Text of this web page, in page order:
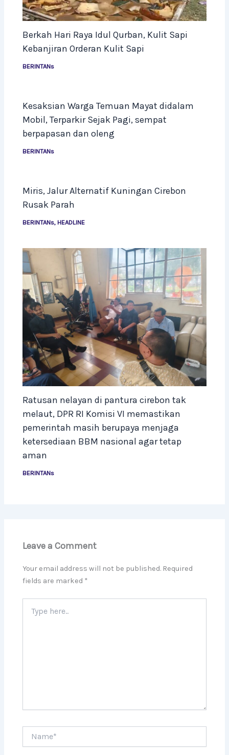
Berkah Hari Raya Idul Qurban, Kulit Sapi
Kebanjiran Orderan Kulit Sapi
BERINTANs
Kesaksian Warga Temuan Mayat didalam
Mobil, Terparkir Sejak Pagi, sempat
berpapasan dan oleng
BERINTANs
Miris, Jalur Alternatif Kuningan Cirebon
Rusak Parah
BERINTANs, HEADLINE
Ratusan nelayan di pantura cirebon tak
melaut, DPR RI Komisi VI memastikan
pemerintah masih berupaya menjaga
ketersediaan BBM nasional agar tetap
aman
BERINTANs
Leave a Comment
Your email address will not be published. Required
fields are marked *
here..